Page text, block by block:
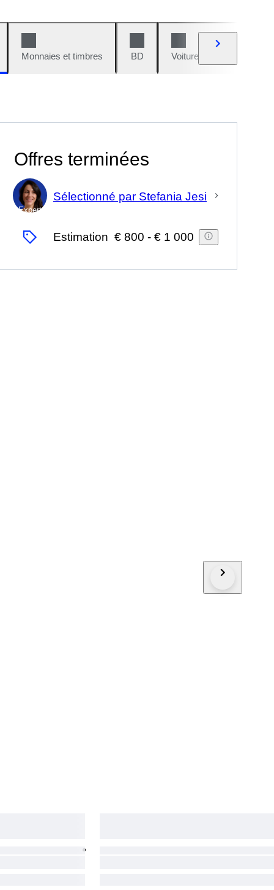
Monnaies et timbres BD Voitures et motos
Offres terminées
Expert
Sélectionné par Stefania Jesi
Estimation € 800 - € 1 000